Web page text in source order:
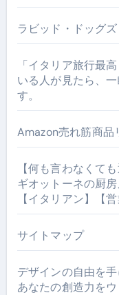
ラビッド・ドッグ
「イタリア旅行最
いる人が見たら、
す。
Amazon売れ筋商品
【何も言わなくて
ギオットーネの厨
【イタリアン】【営
サイトマップ
デザインの自由を
あなたの創造力を